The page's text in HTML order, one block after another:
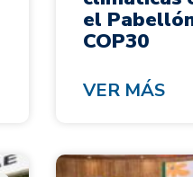
el
COP30
VER MÁS